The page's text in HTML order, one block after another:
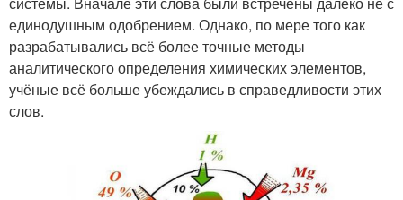
единодушным одобрением. Однако, по мере того как
разрабатывались всё более точные методы
аналитического определения химических элементов,
учёные всё больше убеждались в справедливости этих
слов.